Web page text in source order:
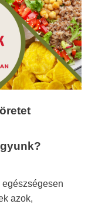
egészségesen
azok,